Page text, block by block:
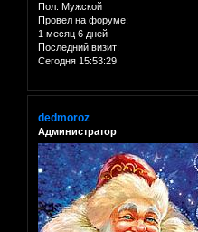
Пол: Мужской
Провел на форуме:
1 месяц 6 дней
Последний визит:
Сегодня 15:53:29
dedmoroz
Администратор